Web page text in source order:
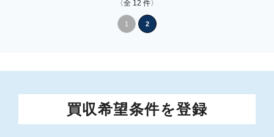
〈全 12 件〉
1 2
買収希望条件を登録